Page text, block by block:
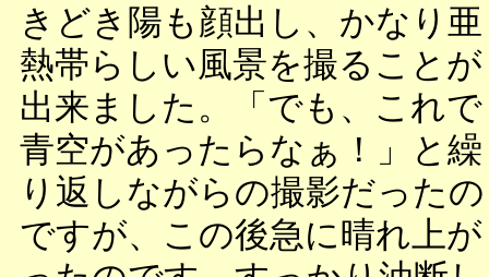
きどき陽も顔出し、かなり亜
熱帯らしい風景を撮ることが
出来ました。「でも、これで
青空があったらなぁ！」と繰
り返しながらの撮影だったの
ですが、この後急に晴れ上が